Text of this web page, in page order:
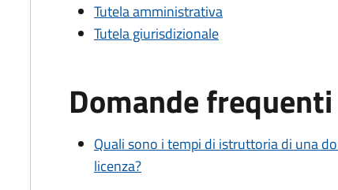
Tutela amministrativa
Tutela giurisdizionale
Domande frequenti
Quali sono i tempi di istruttoria di una
licenza?